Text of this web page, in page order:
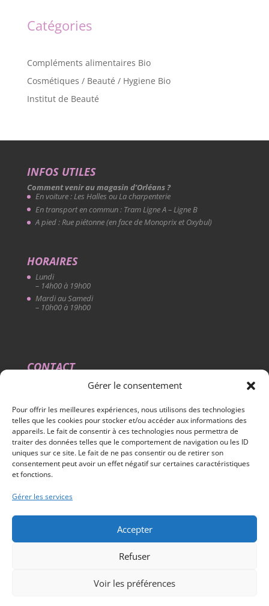
Gérer le consentement
Pour offrir les meilleures expériences, nous utilisons des technologies
telles que les cookies pour stocker et/ou accéder aux informations des
appareils. Le fait de consentir à ces technologies nous permettra de
traiter des données telles que le comportement de navigation ou les ID
uniques sur ce site. Le fait de ne pas consentir ou de retirer son
consentement peut avoir un effet négatif sur certaines caractéristiques
et fonctions.
Gérer les services
Accepter
Refuser
Voir les préférences
Catégories
Compléments alimentaires Bio
Cosmétiques / Beauté / Hygiene Bio
Institut de Beauté
INFOS UTILES
Comment venir au magasin d’Orléans ?
En voiture : Les Halles ou La charpenterie
En transport en commun : Tram Ligne A – Ligne B
A pied : Rue piétonne (en face de Monoprix et Oxybul)
HORAIRES
Lundi
– 14h00 à 19h00
Mardi au Samedi
– 10h00 à 19h00
CONTACT
9 RUE DES Halles (Quartier Halles / Charpenterie) 45 000
lcbbeaute.orleans@gmail.com
Mentions légales
Politique de confidentialité
Boutique beauté Orléans
Blog sur la beauté Bio
Politique de cookies (UE)